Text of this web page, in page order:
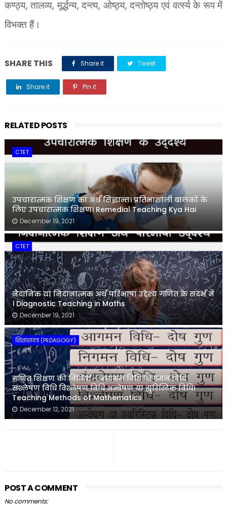
कण्ठ्य,तालव्य, मूर्द्धन्य,दन्त्य, ओष्ठ्य,दन्तोष्ठ्य एवं वर्त्स्य के रूप में
विभक्त हैं।
SHARE THIS Share it Tweet
Share it Pin it
RELATED POSTS
CTET
उपचारात्मक शिक्षण का अर्थ सिद्धान्त। प्रतिभाशाली बालकों के
लिए उपचारात्मक शिक्षण। Remedial Teaching Kya Hai
December 19, 2021
CTET
नैदानिक या निदानात्मक अर्थ परिभाषा उद्देश्य गणित के संदर्भ में
। Diagnostic Teaching in Maths
December 19, 2021
शिक्षाशास्त्र (PEDAGOGY)
गणित शिक्षण की विधियाँ - आगमन विधि निगमन विधि
संश्लेषण विधि विश्लेषण विधि अन्वेषण या ह्यूरिस्टिक विधि।
Teaching Methods of Mathematics
December 12, 2021
POST A COMMENT
No comments: